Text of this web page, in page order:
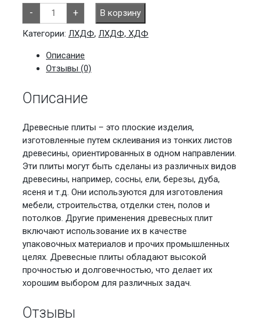
-
Количество
товара
ЛХДФ
Слоновая
кость
2800х2070х3мм.
+
В корзину
Категории: ЛХДФ, ЛХДФ, ХДФ
Описание
Отзывы (0)
Описание
Древесные плиты – это плоские изделия,
изготовленные путем склеивания из тонких листов
древесины, ориентированных в одном направлении.
Эти плиты могут быть сделаны из различных видов
древесины, например, сосны, ели, березы, дуба,
ясеня и т.д. Они используются для изготовления
мебели, строительства, отделки стен, полов и
потолков. Другие применения древесных плит
включают использование их в качестве
упаковочных материалов и прочих промышленных
целях. Древесные плиты обладают высокой
прочностью и долговечностью, что делает их
хорошим выбором для различных задач.
Отзывы